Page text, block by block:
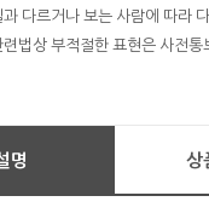
다르거나 보는 사람에 따라
법상 부적절한 표현은 사전
명 상